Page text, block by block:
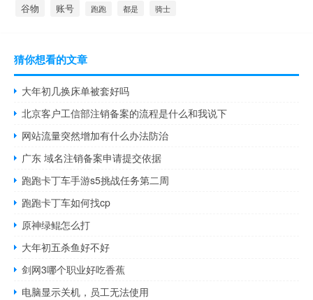
谷物 账号 跑跑 都是 骑士
猜你想看的文章
大年初几换床单被套好吗
北京客户工信部注销备案的流程是什么和我说下
网站流量突然增加有什么办法防治
广东 域名注销备案申请提交依据
跑跑卡丁车手游s5挑战任务第二周
跑跑卡丁车如何找cp
原神绿鲲怎么打
大年初五杀鱼好不好
剑网3哪个职业好吃香蕉
电脑显示关机，员工无法使用